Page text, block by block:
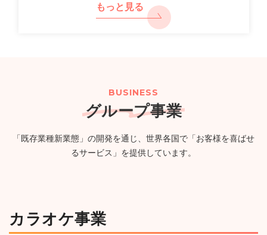
ニュースリリース
【カラオケまねきねこ 古川台町店】7月30日 17:00 グラ
ンドオープン!おかしバーを宮城・大崎市初導入!来店する
もっと見る
BUSINESS
グループ事業
「既存業種新業態」の開発を通じ、世界各国で「お客様を喜ばせ
るサービス」を提供しています。
カラオケ事業